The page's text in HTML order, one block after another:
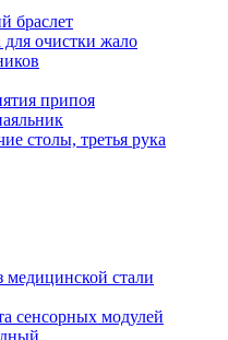
браслет
для очистки жало
припоя
столы, третья рука
стали
сенсорных модулей